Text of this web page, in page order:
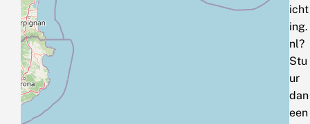
icht
ing.
nl?
Stu
ur
dan
een